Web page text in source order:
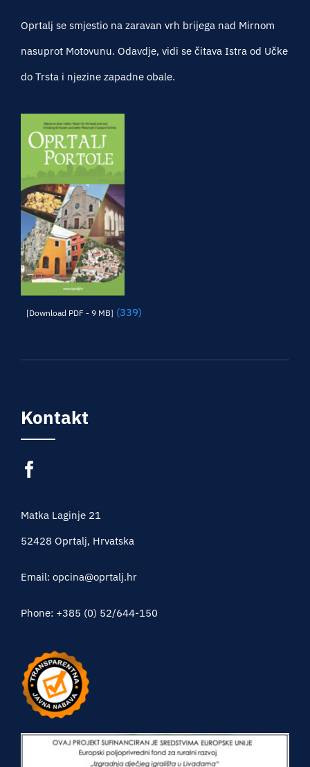
Oprtalj se smjestio na zaravan vrh brijega nad Mirnom
nasuprot Motovunu. Odavdje, vidi se čitava Istra od Učke
do Trsta i njezine zapadne obale.
[Download PDF - 9 MB] (339)
Kontakt
Matka Laginje 21
52428 Oprtalj, Hrvatska
Email: opcina@oprtalj.hr
Phone: +385 (0) 52/644-150